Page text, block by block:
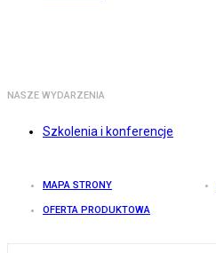
NASZE WYDARZENIA
Szkolenia i konferencje
MAPA STRONY
OFERTA PRODUKTOWA